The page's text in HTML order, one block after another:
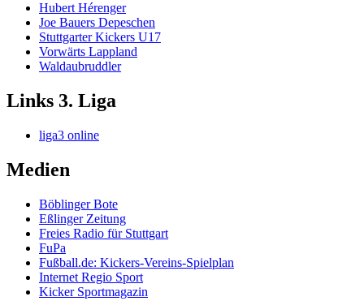
Hubert Hérenger
Joe Bauers Depeschen
Stuttgarter Kickers U17
Vorwärts Lappland
Waldaubruddler
Links 3. Liga
liga3 online
Medien
Böblinger Bote
Eßlinger Zeitung
Freies Radio für Stuttgart
FuPa
Fußball.de: Kickers-Vereins-Spielplan
Internet Regio Sport
Kicker Sportmagazin